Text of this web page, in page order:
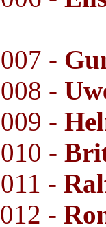
-
-
-
-
-
-